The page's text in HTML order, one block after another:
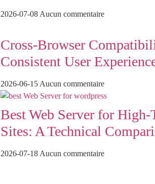
2026-07-08 Aucun commentaire
Cross-Browser
Consistent User
2026-06-15 Aucun commentaire
Best Web Server for High-
Sites: A Technical
2026-07-18 Aucun commentaire